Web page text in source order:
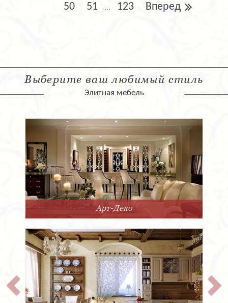
50 51 ... 123 Вперед
Выберите ваш любимый стиль
Элитная мебель
Арт-Деко